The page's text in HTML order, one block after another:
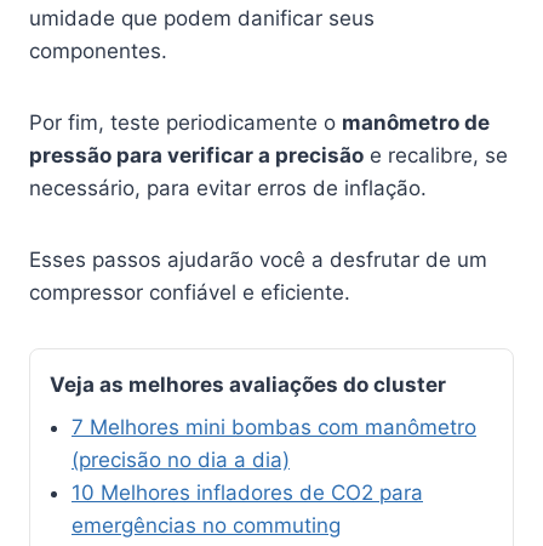
umidade que podem danificar seus
componentes.
Por fim, teste periodicamente o manômetro de
pressão para verificar a precisão e recalibre, se
necessário, para evitar erros de inflação.
Esses passos ajudarão você a desfrutar de um
compressor confiável e eficiente.
Veja as melhores avaliações do cluster
7 Melhores mini bombas com manômetro
(precisão no dia a dia)
10 Melhores infladores de CO2 para
emergências no commuting